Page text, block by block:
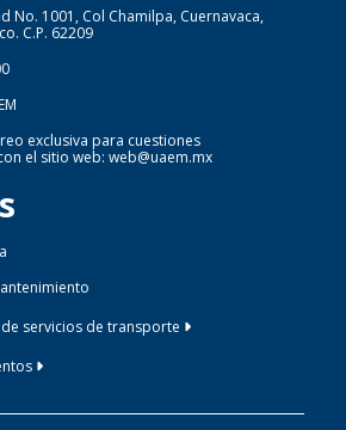
No. 1001, Col Chamilpa, Cuernavaca,
C.P. 62209
exclusiva para cuestiones
el sitio web: web@uaem.mx
servicios de transporte